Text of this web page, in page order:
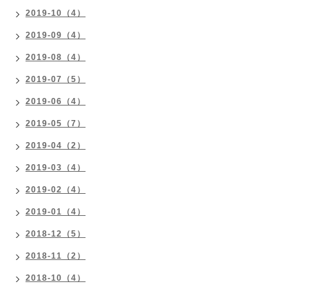
2019-10（4）
2019-09（4）
2019-08（4）
2019-07（5）
2019-06（4）
2019-05（7）
2019-04（2）
2019-03（4）
2019-02（4）
2019-01（4）
2018-12（5）
2018-11（2）
2018-10（4）